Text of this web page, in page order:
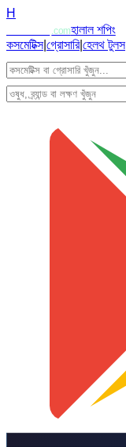
H
.comহালাল শপিং
কসমেটিক্স|গ্রোসারি|হেলথ টুলস